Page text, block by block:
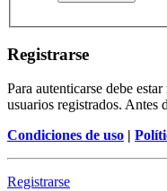
Registrarse
Para autenticarse debe
usuarios registrados. Antes
Condiciones de uso |
Registrarse